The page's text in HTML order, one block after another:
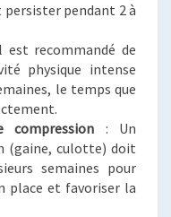
pendant 2 à
recommandé de
physique intense
le temps que
compression : Un
(gaine, culotte) doit
semaines pour
place et favoriser la